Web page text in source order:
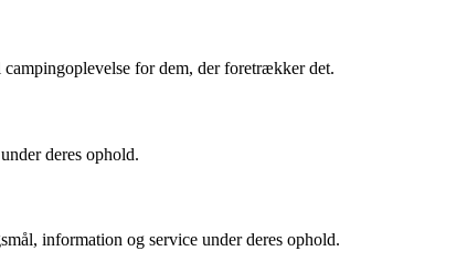
for dem, der foretrækker det.
deres ophold.
information og service under deres ophold.